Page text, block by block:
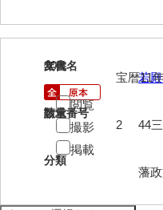
20
文書名
若
請求番号
44
分類
藩
年代
宝暦11
数量
2
閲覧
撮影
掲載